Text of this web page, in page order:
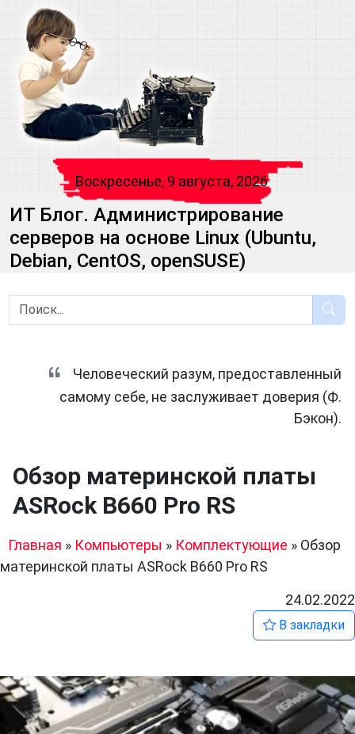
Воскресенье, 9 августа, 2026
ИТ Блог. Администрирование
серверов на основе Linux (Ubuntu,
Debian, CentOS, openSUSE)
Человеческий разум, предоставленный
самому себе, не заслуживает доверия (Ф.
Бэкон).
Обзор материнской платы
ASRock B660 Pro RS
Главная » Компьютеры » Комплектующие » Обзор
материнской платы ASRock B660 Pro RS
24.02.2022
В закладки